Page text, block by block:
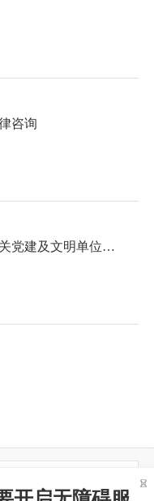
咨询
党建及文明单位创建
